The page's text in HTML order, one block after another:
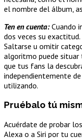
el nombre del álbum,
Ten en cuenta:Cuando
dos veces su
Saltarse u omitir
algoritmo puede situar
que tus fans la
independientemente
utilizando.
Pruébalo tú
Acuérdate de probar
Alexa o a Siri por tu